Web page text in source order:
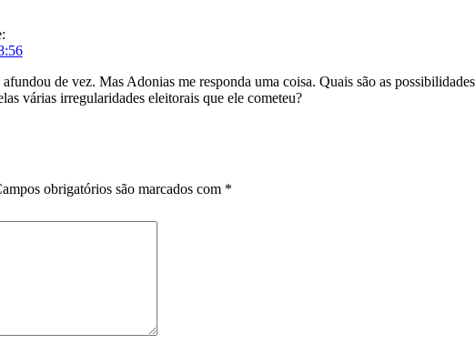
de vez. Mas Adonias me responda uma coisa. Quais são as
várias irregularidades eleitorais que ele cometeu?
obrigatórios são marcados com *